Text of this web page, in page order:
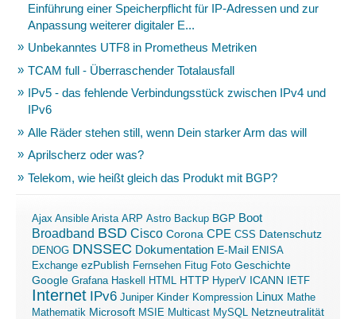
Einführung einer Speicherpflicht für IP-Adressen und zur
Anpassung weiterer digitaler E...
Unbekanntes UTF8 in Prometheus Metriken
TCAM full - Überraschender Totalausfall
IPv5 - das fehlende Verbindungsstück zwischen IPv4 und
IPv6
Alle Räder stehen still, wenn Dein starker Arm das will
Aprilscherz oder was?
Telekom, wie heißt gleich das Produkt mit BGP?
Ajax Ansible Arista ARP Astro Backup BGP Boot
Broadband BSD Cisco Corona CPE CSS Datenschutz
DENOG DNSSEC Dokumentation E-Mail ENISA
Exchange ezPublish Fernsehen Fitug Foto Geschichte
Google Grafana Haskell HTML HTTP HyperV ICANN IETF
Internet IPv6 Juniper Kinder Kompression Linux Mathe
Mathematik Microsoft MSIE Multicast MySQL Netzneutralität